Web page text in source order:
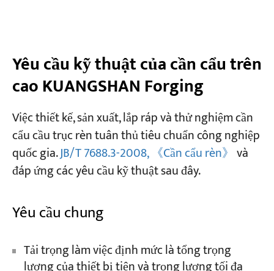
Yêu cầu kỹ thuật của cần cẩu trên
cao KUANGSHAN Forging
Việc thiết kế, sản xuất, lắp ráp và thử nghiệm cần
cẩu cầu trục rèn tuân thủ tiêu chuẩn công nghiệp
quốc gia.JB/T 7688.3-2008, 《Cần cẩu rèn》 và
đáp ứng các yêu cầu kỹ thuật sau đây.
Yêu cầu chung
Tải trọng làm việc định mức là tổng trọng